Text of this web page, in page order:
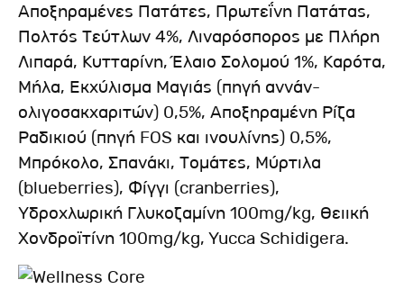
Αποξηραμένες Πατάτες, Πρωτεΐνη Πατάτας,
Πολτός Τεύτλων 4%, Λιναρόσπορος με Πλήρη
Λιπαρά, Κυτταρίνη, Έλαιο Σολομού 1%, Καρότα,
Μήλα, Εκχύλισμα Μαγιάς (πηγή αννάν-
ολιγοσακχαριτών) 0,5%, Αποξηραμένη Ρίζα
Ραδικιού (πηγή FOS και ινουλίνης) 0,5%,
Μπρόκολο, Σπανάκι, Τομάτες, Μύρτιλα
(blueberries), Φίγγι (cranberries),
Υδροχλωρική Γλυκοζαμίνη 100mg/kg, Θειική
Χονδροϊτίνη 100mg/kg, Yucca Schidigera.